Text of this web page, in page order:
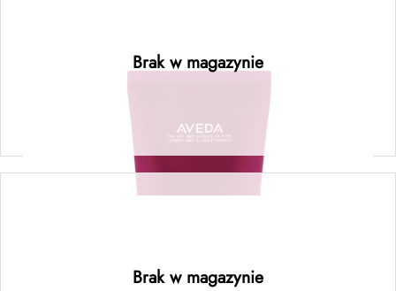
Brak w magazynie
Brak w magazynie